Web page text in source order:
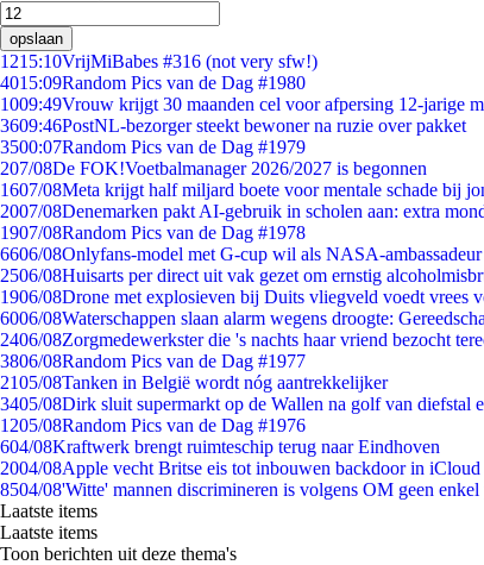
opslaan
1215:10VrijMiBabes #316 (not very sfw!)
4015:09Random Pics van de Dag #1980
1009:49Vrouw krijgt 30 maanden cel voor afpersing 12-jarige
3609:46PostNL-bezorger steekt bewoner na ruzie over pakket
3500:07Random Pics van de Dag #1979
207/08De FOK!Voetbalmanager 2026/2027 is begonnen
1607/08Meta krijgt half miljard boete voor mentale schade bij
2007/08Denemarken pakt AI-gebruik in scholen aan: extra
1907/08Random Pics van de Dag #1978
6606/08Onlyfans-model met G-cup wil als NASA-ambassadeur
2506/08Huisarts per direct uit vak gezet om ernstig
1906/08Drone met explosieven bij Duits vliegveld voedt vrees
6006/08Waterschappen slaan alarm wegens droogte:
2406/08Zorgmedewerkster die 's nachts haar vriend bezocht
3806/08Random Pics van de Dag #1977
2105/08Tanken in België wordt nóg aantrekkelijker
3405/08Dirk sluit supermarkt op de Wallen na golf van diefstal
1205/08Random Pics van de Dag #1976
604/08Kraftwerk brengt ruimteschip terug naar Eindhoven
2004/08Apple vecht Britse eis tot inbouwen backdoor in iCloud
8504/08'Witte' mannen discrimineren is volgens OM geen enkel
Laatste items
Laatste items
Toon berichten uit deze thema's